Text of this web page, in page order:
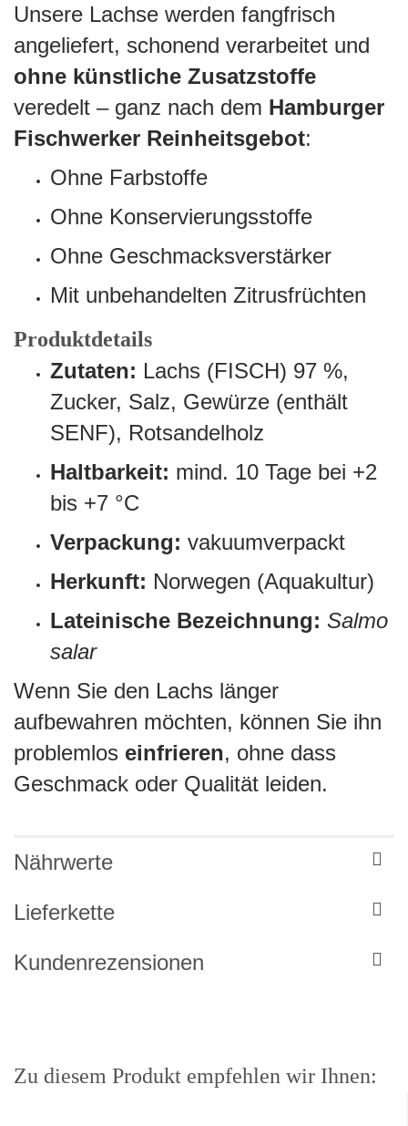
Unsere Lachse werden fangfrisch
angeliefert, schonend verarbeitet und
ohne künstliche Zusatzstoffe
veredelt – ganz nach dem Hamburger
Fischwerker Reinheitsgebot:
Ohne Farbstoffe
Ohne Konservierungsstoffe
Ohne Geschmacksverstärker
Mit unbehandelten Zitrusfrüchten
Produktdetails
Zutaten: Lachs (FISCH) 97 %,
Zucker, Salz, Gewürze (enthält
SENF), Rotsandelholz
Haltbarkeit: mind. 10 Tage bei +2
bis +7 °C
Verpackung: vakuumverpackt
Herkunft: Norwegen (Aquakultur)
Lateinische Bezeichnung: Salmo
salar
Wenn Sie den Lachs länger
aufbewahren möchten, können Sie ihn
problemlos einfrieren, ohne dass
Geschmack oder Qualität leiden.
Nährwerte
Lieferkette
Kundenrezensionen
Zu diesem Produkt empfehlen wir Ihnen: